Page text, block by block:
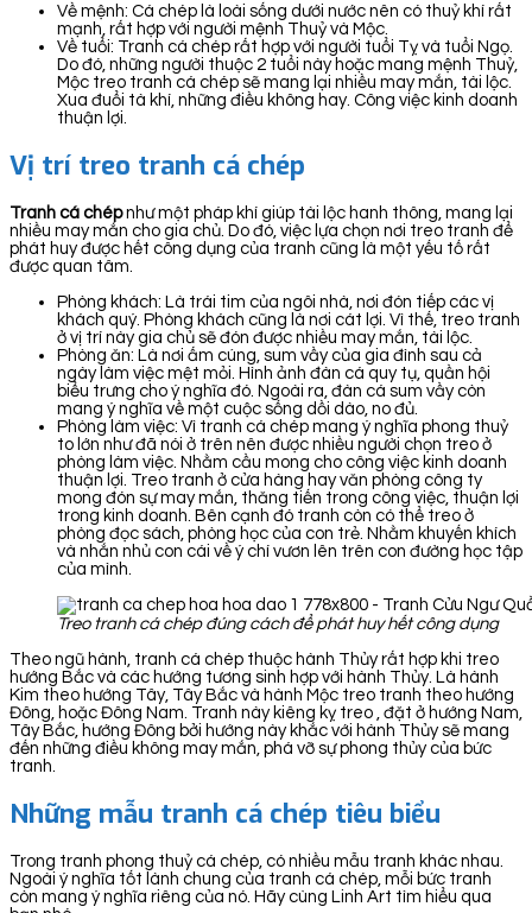
Về mệnh: Cá chép là loài sống dưới nước nên có thuỷ khí rất
mạnh, rất hợp với người mệnh Thuỷ và Mộc.
Về tuổi: Tranh cá chép rất hợp với người tuổi Tỵ và tuổi Ngọ.
Do đó, những người thuộc 2 tuổi này hoặc mang mệnh Thuỷ,
Mộc treo tranh cá chép sẽ mang lại nhiều may mắn, tài lộc.
Xua đuổi tà khí, những điều không hay. Công việc kinh doanh
thuận lợi.
Vị trí treo tranh cá chép
Tranh cá chépnhư một pháp khí giúp tài lộc hanh thông, mang lại
nhiều may mắn cho gia chủ. Do đó, việc lựa chọn nơi treo tranh để
phát huy được hết công dụng của tranh cũng là một yếu tố rất
được quan tâm.
Phòng khách: Là trái tim của ngôi nhà, nơi đón tiếp các vị
khách quý. Phòng khách cũng là nơi cát lợi. Vì thế, treo tranh
ở vị trí này gia chủ sẽ đón được nhiều may mắn, tài lộc.
Phòng ăn: Là nơi ấm cúng, sum vầy của gia đình sau cả
ngày làm việc mệt mỏi. Hình ảnh đàn cá quy tụ, quần hội
biểu trưng cho ý nghĩa đó. Ngoài ra, đàn cá sum vầy còn
mang ý nghĩa về một cuộc sống dồi dào, no đủ.
Phòng làm việc: Vì tranh cá chép mang ý nghĩa phong thuỷ
to lớn như đã nói ở trên nên được nhiều người chọn treo ở
phòng làm việc. Nhằm cầu mong cho công việc kinh doanh
thuận lợi. Treo tranh ở cửa hàng hay văn phòng công ty
mong đón sự may mắn, thăng tiến trong công việc, thuận lợi
trong kinh doanh. Bên cạnh đó tranh còn có thể treo ở
phòng đọc sách, phòng học của con trẻ. Nhằm khuyến khích
và nhắn nhủ con cái về ý chí vươn lên trên con đường học tập
của mình.
Treo tranh cá chép đúng cách để phát huy hết công dụng
Theo ngũ hành, tranh cá chép thuộc hành Thủy rất hợp khi treo
hướng Bắc và các hướng tương sinh hợp với hành Thủy. Là hành
Kim theo hướng Tây, Tây Bắc và hành Mộc treo tranh theo hướng
Đông, hoặc Đông Nam. Tranh này kiêng kỵ treo , đặt ở hướng Nam,
Tây Bắc, hướng Đông bởi hướng này khắc với hành Thủy sẽ mang
đến những điều không may mắn, phá vỡ sự phong thủy của bức
tranh.
Những mẫu tranh cá chép tiêu biểu
Trong tranh phong thuỷ cá chép, có nhiều mẫu tranh khác nhau.
Ngoài ý nghĩa tốt lành chung của tranh cá chép, mỗi bức tranh
còn mang ý nghĩa riêng của nó. Hãy cùng Linh Art tìm hiểu qua